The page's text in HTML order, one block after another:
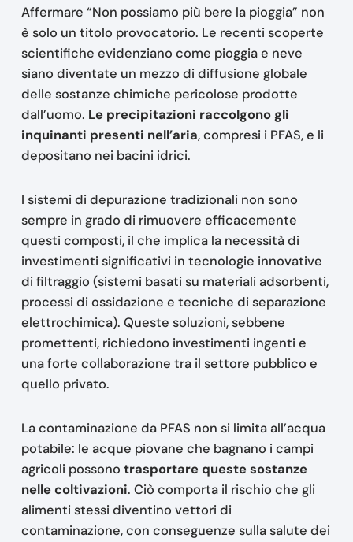
Affermare “Non possiamo più bere la pioggia” non
è solo un titolo provocatorio. Le recenti scoperte
scientifiche evidenziano come pioggia e neve
siano diventate un mezzo di diffusione globale
delle sostanze chimiche pericolose prodotte
dall’uomo. Le precipitazioni raccolgono gli
inquinanti presenti nell’aria, compresi i PFAS, e li
depositano nei bacini idrici.
I sistemi di depurazione tradizionali non sono
sempre in grado di rimuovere efficacemente
questi composti, il che implica la necessità di
investimenti significativi in tecnologie innovative
di filtraggio (sistemi basati su materiali adsorbenti,
processi di ossidazione e tecniche di separazione
elettrochimica). Queste soluzioni, sebbene
promettenti, richiedono investimenti ingenti e
una forte collaborazione tra il settore pubblico e
quello privato.
La contaminazione da PFAS non si limita all’acqua
potabile: le acque piovane che bagnano i campi
agricoli possono trasportare queste sostanze
nelle coltivazioni. Ciò comporta il rischio che gli
alimenti stessi diventino vettori di
contaminazione, con conseguenze sulla salute dei